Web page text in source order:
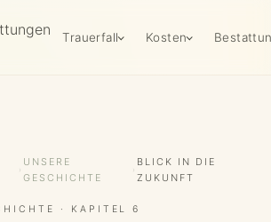
Trauerfall Kosten
›
UNSERE
GESCHICHTE
›
BLICK IN DIE
ZUKUNFT
· KAPITEL 6